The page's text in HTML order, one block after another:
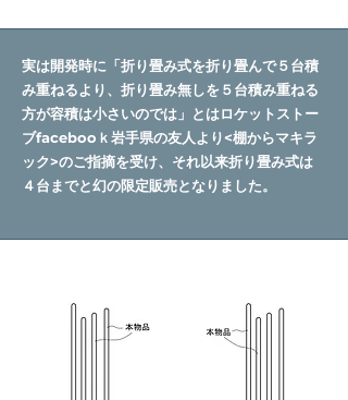
実は開発時に「折り畳み式を折り畳んで５台積
み重ねるより、折り畳み無しを５台積み重ねる
方が容積は小さいのでは」とはロケットストー
ブfacebooｋ岩手県の友人より<棚からマキラ
ック>のご指摘を受け、 それ以来折り畳み式は
４台までと幻の限定販売となりました。